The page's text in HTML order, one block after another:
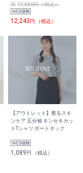
17,490円 （税込）
12,243円 （税込）
【アウトレット】着るスキ
ンケア 五分袖 キンセキカッ
トTシャツ ボートネック
1,089円 （税込）